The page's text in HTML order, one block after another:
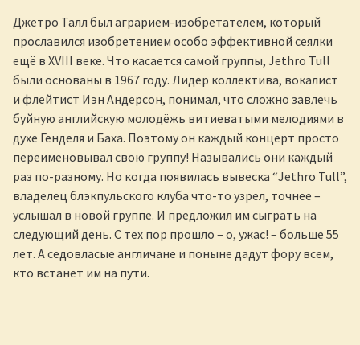
Джетро Талл был аграрием-изобретателем, который
прославился изобретением особо эффективной сеялки
ещё в XVIII веке. Что касается самой группы, Jethro Tull
были основаны в 1967 году. Лидер коллектива, вокалист
и флейтист Иэн Андерсон, понимал, что сложно завлечь
буйную английскую молодёжь витиеватыми мелодиями в
духе Генделя и Баха. Поэтому он каждый концерт просто
переименовывал свою группу! Назывались они каждый
раз по-разному. Но когда появилась вывеска “Jethro Tull”,
владелец блэкпульского клуба что-то узрел, точнее –
услышал в новой группе. И предложил им сыграть на
следующий день. С тех пор прошло – о, ужас! – больше 55
лет. А седовласые англичане и поныне дадут фору всем,
кто встанет им на пути.